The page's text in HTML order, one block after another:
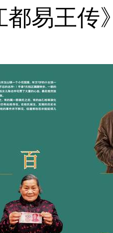
都易王传